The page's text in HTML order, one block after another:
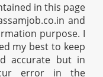
in this page
and
purpose. I
my best to keep
accurate but in
error in the